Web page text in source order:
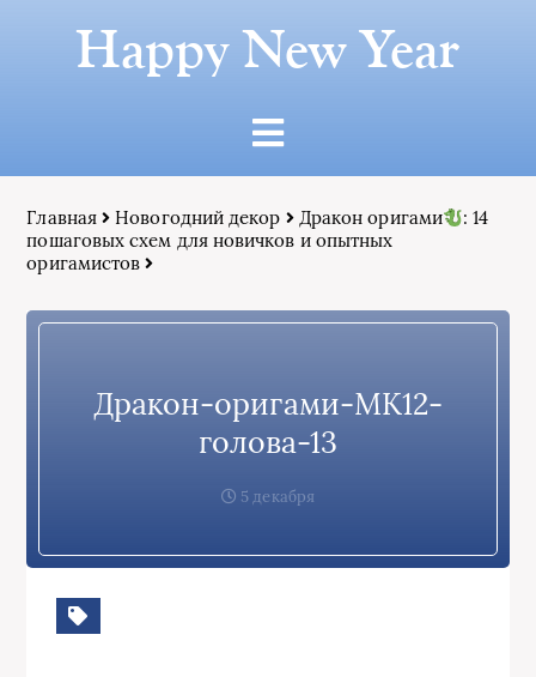
Happy New Year
Главная Новогодний декор Дракон оригами
: 14
пошаговых схем для новичков и опытных
оригамистов
Дракон-оригами-МК12-
голова-13
5 декабря